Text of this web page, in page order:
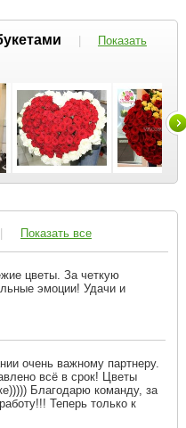
|
Показать
| Показать все
цветы. За четкую
эмоции! Удачи и
очень важному партнеру.
всё в срок! Цветы
Благодарю команду, за
Теперь только к